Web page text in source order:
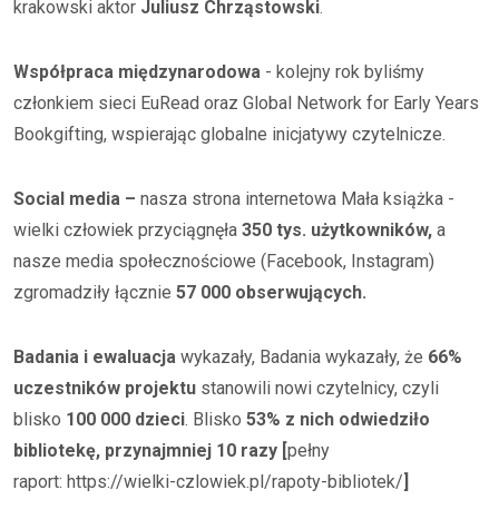
krakowski aktor Juliusz Chrząstowski.
Współpraca międzynarodowa - kolejny rok byliśmy
członkiem sieci EuRead oraz Global Network for Early Years
Bookgifting, wspierając globalne inicjatywy czytelnicze.
Social media – nasza strona internetowa Mała książka -
wielki człowiek przyciągnęła 350 tys. użytkowników, a
nasze media społecznościowe (Facebook, Instagram)
zgromadziły łącznie 57 000 obserwujących.
Badania i ewaluacja wykazały, Badania wykazały, że 66%
uczestników projektu stanowili nowi czytelnicy, czyli
blisko 100 000 dzieci. Blisko 53% z nich odwiedziło
bibliotekę, przynajmniej 10 razy [pełny
raport: https://wielki-czlowiek.pl/rapoty-bibliotek/]